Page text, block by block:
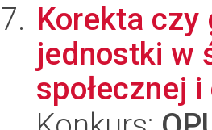
Korekta czy
jednostki w
społecznej